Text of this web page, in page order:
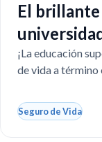
El
faltas
¡La educación
de vida a término
Seguro de Vida